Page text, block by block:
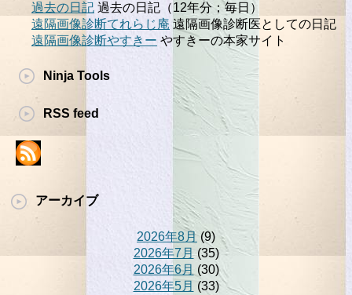
過去の日記 過去の日記（12年分；毎日）
遠隔画像診断てれらじ庵 遠隔画像診断医としての日記
遠隔画像診断やすきー やすきーの本家サイト
Ninja Tools
RSS feed
アーカイブ
2026年8月 (9)
2026年7月(35)
2026年6月 (30)
2026年5月 (33)